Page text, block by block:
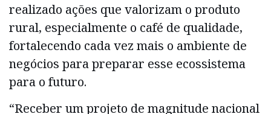
realizado ações que valorizam o produto
rural, especialmente o café de qualidade,
fortalecendo cada vez mais o ambiente de
negócios para preparar esse ecossistema
para o futuro.
“Receber um projeto de magnitude nacional